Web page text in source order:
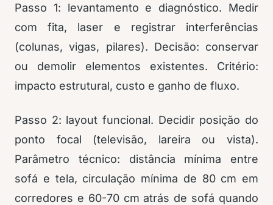
Passo 1: levantamento e diagnóstico. Medir
com fita, laser e registrar interferências
(colunas, vigas, pilares). Decisão: conservar
ou demolir elementos existentes. Critério:
impacto estrutural, custo e ganho de fluxo.
Passo 2: layout funcional. Decidir posição do
ponto focal (televisão, lareira ou vista).
Parâmetro técnico: distância mínima entre
sofá e tela, circulação mínima de 80 cm em
corredores e 60-70 cm atrás de sofá quando